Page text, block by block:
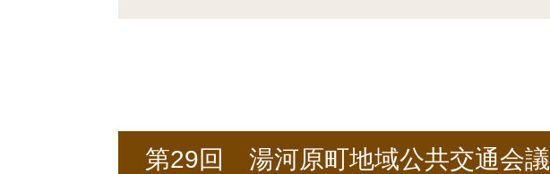
第29回 湯河原町地域公共交通会議